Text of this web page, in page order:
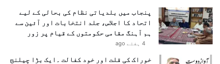
پنجاب میں بلدیاتی نظام کی بحالی کے لیے
اتحاد کا اجلاس، جلد انتخابات اور آئین سے
ہم آہنگ مقامی حکومتوں کے قیام پر زور
4 ہفتے ago
خوراک کی قلت اور خود کفالت ۔ایک بڑا چیلنج